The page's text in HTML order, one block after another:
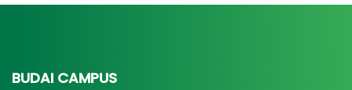
BUDAI CAMPUS